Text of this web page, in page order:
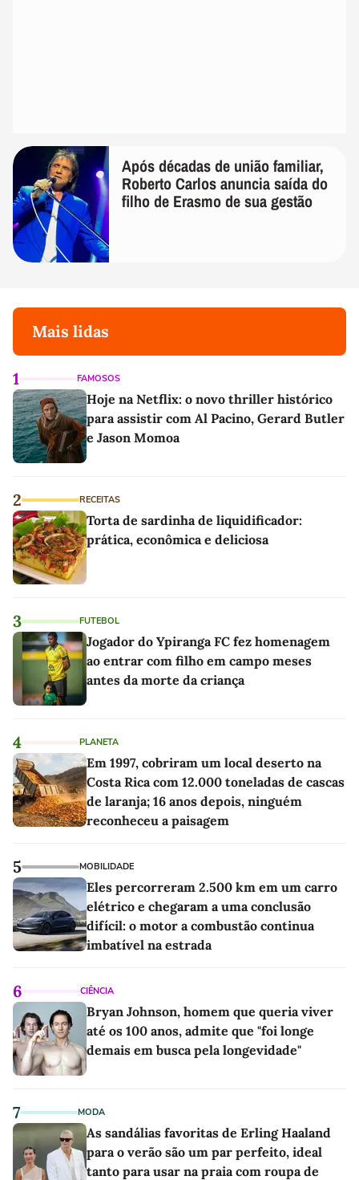
Após décadas de união familiar,
Roberto Carlos anuncia saída do
filho de Erasmo de sua gestão
Mais lidas
1 FAMOSOS
Hoje na Netflix: o novo thriller histórico
para assistir com Al Pacino, Gerard Butler
e Jason Momoa
2 RECEITAS
Torta de sardinha de liquidificador:
prática, econômica e deliciosa
3 FUTEBOL
Jogador do Ypiranga FC fez homenagem
ao entrar com filho em campo meses
antes da morte da criança
4 PLANETA
Em 1997, cobriram um local deserto na
Costa Rica com 12.000 toneladas de cascas
de laranja; 16 anos depois, ninguém
reconheceu a paisagem
5 MOBILIDADE
Eles percorreram 2.500 km em um carro
elétrico e chegaram a uma conclusão
difícil: o motor a combustão continua
imbatível na estrada
6 CIÊNCIA
Bryan Johnson, homem que queria viver
até os 100 anos, admite que "foi longe
demais em busca pela longevidade"
7 MODA
As sandálias favoritas de Erling Haaland
para o verão são um par perfeito, ideal
tanto para usar na praia com roupa de